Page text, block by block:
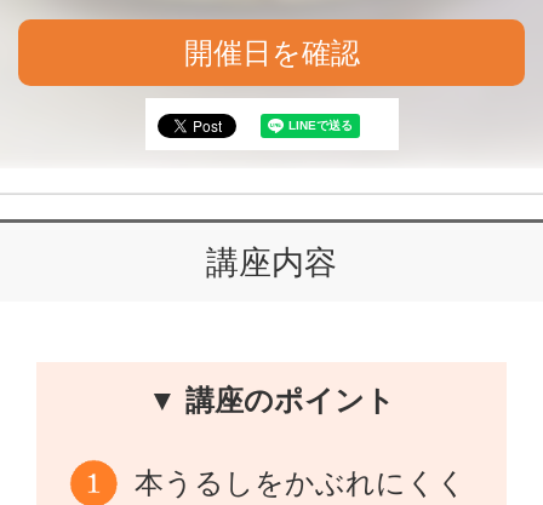
開催日を確認
講座内容
▼ 講座のポイント
本うるしをかぶれにくく